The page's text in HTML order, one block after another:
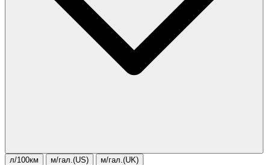
л/100км м/гал.(US) м/гал.(UK)